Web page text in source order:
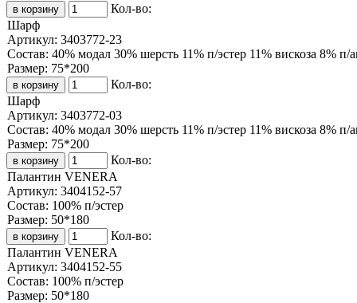
Кол-во:
Шарф
Артикул: 3403772-23
Состав: 40% модал 30% шерсть 11% п/эстер 11% вискоза 8% п/
Размер: 75*200
Кол-во:
Шарф
Артикул: 3403772-03
Состав: 40% модал 30% шерсть 11% п/эстер 11% вискоза 8% п/
Размер: 75*200
Кол-во:
Палантин VENERA
Артикул: 3404152-57
Состав: 100% п/эстер
Размер: 50*180
Кол-во:
Палантин VENERA
Артикул: 3404152-55
Состав: 100% п/эстер
Размер: 50*180